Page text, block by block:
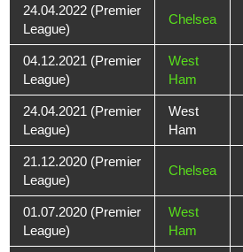
24.04.2022 (Premier
League)
Chelsea
04.12.2021 (Premier
League)
West
Ham
24.04.2021 (Premier
League)
West
Ham
21.12.2020 (Premier
League)
Chelsea
01.07.2020 (Premier
League)
West
Ham